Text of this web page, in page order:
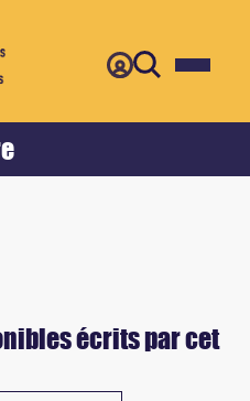
écrits par cet